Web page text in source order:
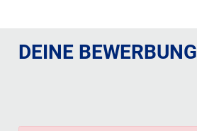
DEINE BEWERBUNG